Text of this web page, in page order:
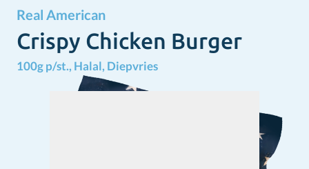
Real American
Crispy Chicken Burger
100g p/st., Halal, Diepvries